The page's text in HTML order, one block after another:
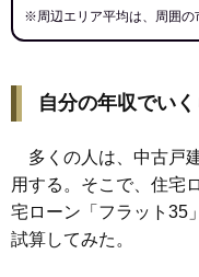
※周辺エリア平均は、周囲の
自分の年収でい
多くの人は、中古戸
用する。そこで、住宅
宅ローン「フラット35
試算してみた。